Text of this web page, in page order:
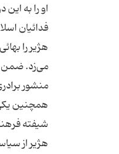
او را به
فدائیان
هژیر را
می‌زد. ضمن
منشور
همچنین
شیفته
هژیر از